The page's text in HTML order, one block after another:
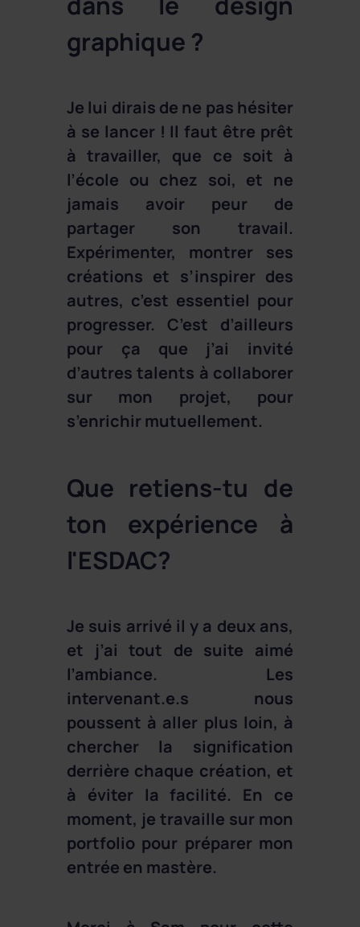
graphique ?
Je lui dirais de ne pas hésiter
à se lancer ! Il faut être prêt
à travailler, que ce soit à
l’école ou chez soi, et ne
jamais avoir peur de
partager son travail.
Expérimenter, montrer ses
créations et s’inspirer des
autres, c’est essentiel pour
progresser. C’est d’ailleurs
pour ça que j’ai invité
d’autres talents à collaborer
sur mon projet, pour
s’enrichir mutuellement.
Que retiens-tu de
ton expérience à
l'ESDAC?
Je suis arrivé il y a deux ans,
et j’ai tout de suite aimé
l’ambiance. Les
intervenant.e.s nous
poussent à aller plus loin, à
chercher la signification
derrière chaque création, et
à éviter la facilité. En ce
moment, je travaille sur mon
portfolio pour préparer mon
entrée en mastère.